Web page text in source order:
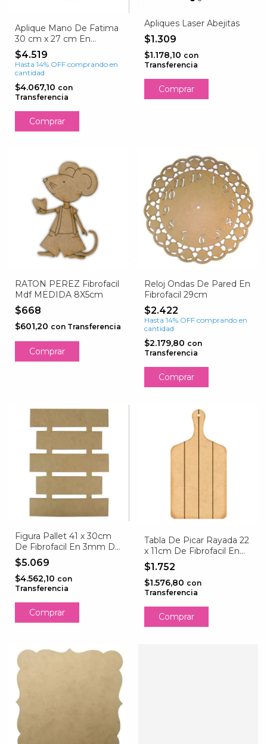
Aplique Mano De Fatima
30 cm x 27 cm En
Fibrofacil 3mm
$4.519
Hasta 14% OFF comprando en
cantidad
$4.067,10 con
Transferencia
Apliques Laser Abejitas
$1.309
$1.178,10 con
Transferencia
RATON PEREZ Fibrofacil
Mdf MEDIDA 8X5cm
$668
$601,20 con Transferencia
Reloj Ondas De Pared En
Fibrofacil 29cm
$2.422
Hasta 14% OFF comprando en
cantidad
$2.179,80 con
Transferencia
Figura Pallet 41 x 30cm
De Fibrofacil En 3mm De
Espesor
$5.069
$4.562,10 con
Transferencia
Tabla De Picar Rayada 22
x 11cm De Fibrofacil En
3mm De Espesor
$1.752
$1.576,80 con
Transferencia